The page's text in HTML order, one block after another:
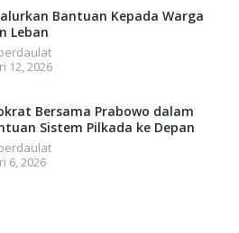
Bantuan Kepada Warga
Leban
12, 2026
Bersama Prabowo dalam
Sistem Pilkada ke Depan
6, 2026